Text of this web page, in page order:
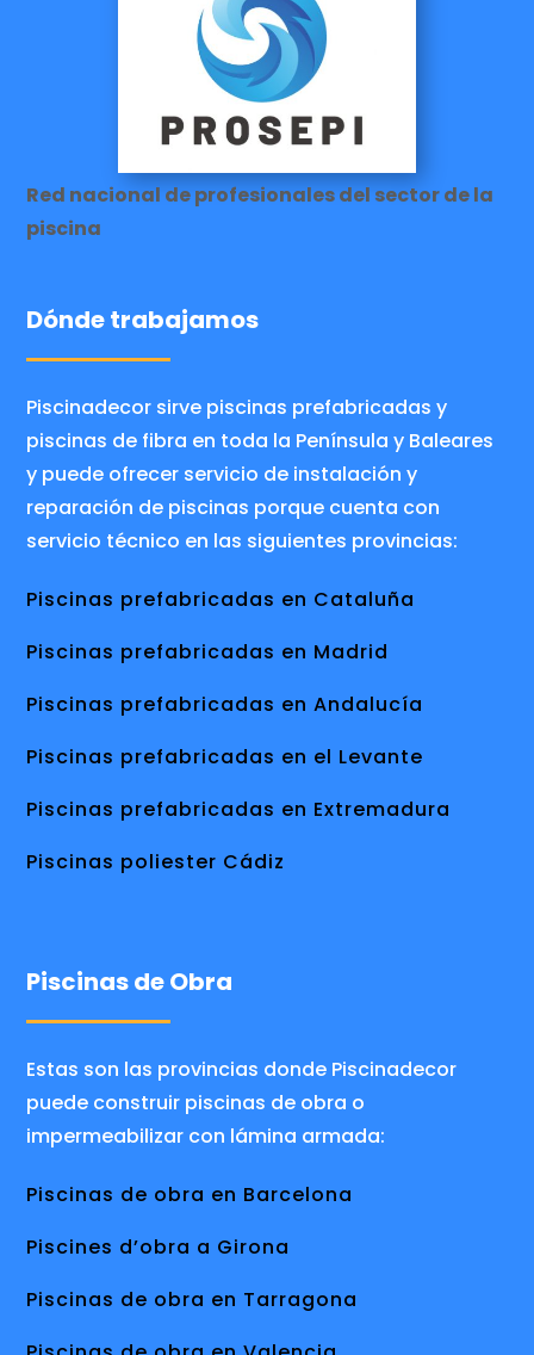
Red nacional de profesionales del sector de la
piscina
Dónde trabajamos
Piscinadecor sirve piscinas prefabricadas y
piscinas de fibra en toda la Península y Baleares
y puede ofrecer servicio de instalación y
reparación de piscinas porque cuenta con
servicio técnico en las siguientes provincias:
Piscinas prefabricadas en Cataluña
Piscinas prefabricadas en Madrid
Piscinas prefabricadas en Andalucía
Piscinas prefabricadas en el Levante
Piscinas prefabricadas en Extremadura
Piscinas poliester Cádiz
Piscinas de Obra
Estas son las provincias donde Piscinadecor
puede construir piscinas de obra o
impermeabilizar con lámina armada:
Piscinas de obra en Barcelona
Piscines d’obra a Girona
Piscinas de obra en Tarragona